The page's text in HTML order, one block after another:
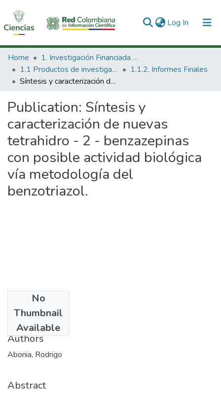
Log In (current)
Communities & Collections
All of DSpace
Home
1. Investigación Financiada con Recursos Públicos
1.1 Productos de investigación
1.1.2. Informes Finales
Síntesis y caracterización de nuevas tetrahidro - 2 - benzazepinas con posible actividad biológica vía metodología del benzotriazol.
Publication: Síntesis y
caracterización de nuevas
tetrahidro - 2 - benzazepinas
con posible actividad biológica
vía metodología del
benzotriazol.
No
Thumbnail
Available
2007-04-19
Authors
Abonia, Rodrigo
Abstract